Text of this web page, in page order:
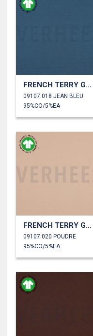
FRENCH TERRY GOTS
09107.018 JEAN BLEU
95%CO/5%EA
FRENCH TERRY GOTS
09107.020 POUDRE
95%CO/5%EA